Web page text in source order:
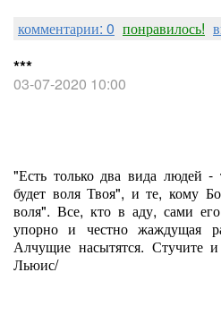
комментарии: 0 понравилось!
***
03-07-2020 10:00
"Есть только два вида людей
будет воля Твоя", и те, кому
воля". Все, кто в аду, сами
упорно и честно жаждущая
Алчущие насытятся.
Льюис/